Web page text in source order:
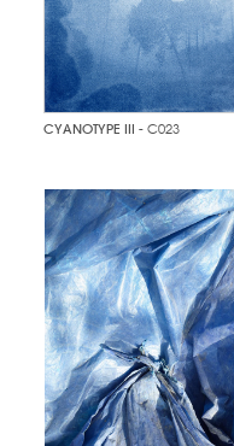
CYANOTYPE III - C023